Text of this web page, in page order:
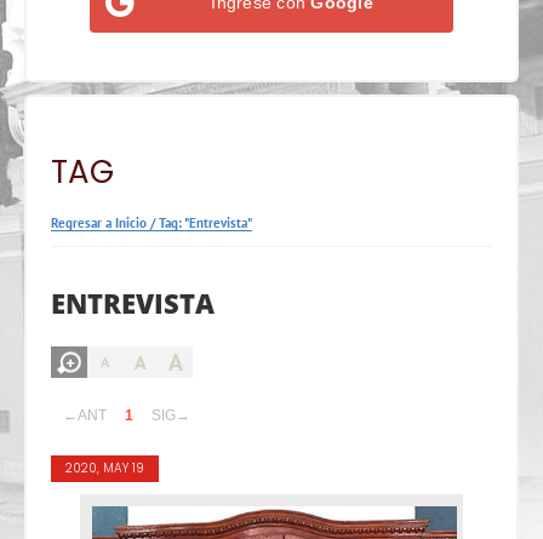
TAG
Regresar a Inicio /Tag: "Entrevista"
ENTREVISTA
A A A
←ANT 1 SIG→
2020, MAY 19